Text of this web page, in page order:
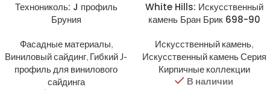
Технониколь: J профиль
Бруния
Фасадные материалы,
Виниловый сайдинг, Гибкий J-
профиль для винилового
сайдинга
White Hills: Искусственный
камень Бран Брик 698-90
Искусственный камень,
Искусственный камень Серия
Кирпичные коллекции
В наличии